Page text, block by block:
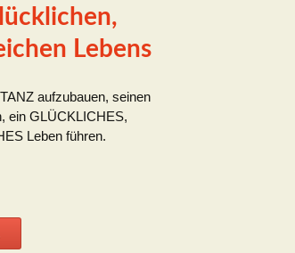
Lebens
aufzubauen, seinen
ein GLÜCKLICHES,
Leben führen.